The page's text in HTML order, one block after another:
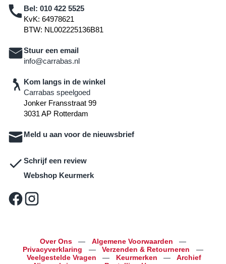
Bel: 010 422 5525
KvK: 64978621
BTW: NL002225136B81
Stuur een email
info@carrabas.nl
Kom langs in de winkel
Carrabas speelgoed
Jonker Fransstraat 99
3031 AP Rotterdam
Meld u aan voor de nieuwsbrief
Schrijf een review
Webshop Keurmerk
Over Ons — Algemene Voorwaarden
—
Privacyverklaring
— Verzenden & Retourneren
—
Veelgestelde Vragen
— Keurmerken —
Archief